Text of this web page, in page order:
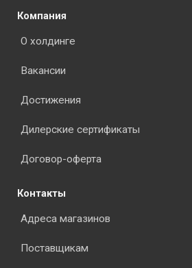
Компания
О холдинге
Вакансии
Достижения
Дилерские сертификаты
Договор-оферта
Контакты
Адреса магазинов
Поставщикам